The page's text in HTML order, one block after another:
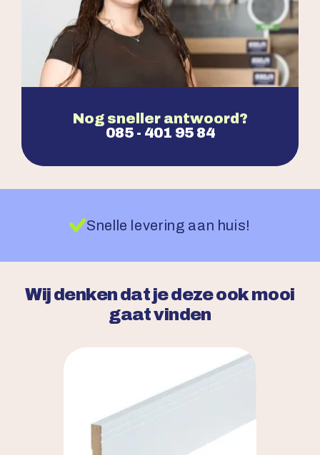
Nog sneller antwoord?
085 - 401 95 84
Snelle levering aan huis!
Wij denken dat je deze ook mooi
gaat vinden